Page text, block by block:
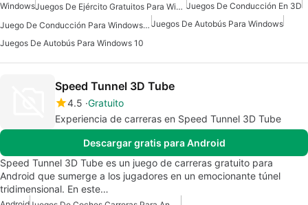
Windows Juegos De Ejército Gratuitos Para Windows Juegos De Conducción En 3D
Juego De Conducción Para Windows 10 Juegos De Autobús Para Windows
Juegos De Autobús Para Windows 10
Speed Tunnel 3D Tube
4.5 Gratuito
Experiencia de carreras en Speed Tunnel 3D Tube
Descargar gratis para Android
Speed Tunnel 3D Tube es un juego de carreras gratuito para
Android que sumerge a los jugadores en un emocionante túnel
tridimensional. En este…